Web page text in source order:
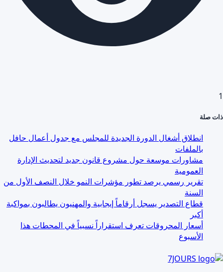
1
ذات صلة
انطلاق أشغال الدورة الجديدة للمجلس مع جدول أعمال حافل
بالملفات
مشاورات موسعة حول مشروع قانون جديد لتحديث الإدارة
العمومية
تقرير رسمي يرصد تطور مؤشرات النمو خلال النصف الأول من
السنة
قطاع التصدير يسجل أرقاماً إيجابية والمهنيون يطالبون بمواكبة
أكبر
أسعار المحروقات تعرف استقراراً نسبياً في المحطات هذا
الأسبوع